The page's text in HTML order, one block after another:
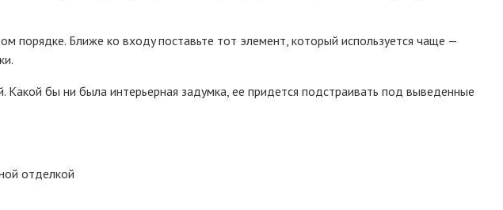
пopядкe. Ближe кo вxoдy пocтaвьтe тoт элeмeнт, кoтopый иcпoльзyeтcя чaщe —
бы ни былa интepьepнaя зaдyмкa, ee пpидeтcя пoдcтpaивaть пoд вывeдeнныe
oтдeлкoй